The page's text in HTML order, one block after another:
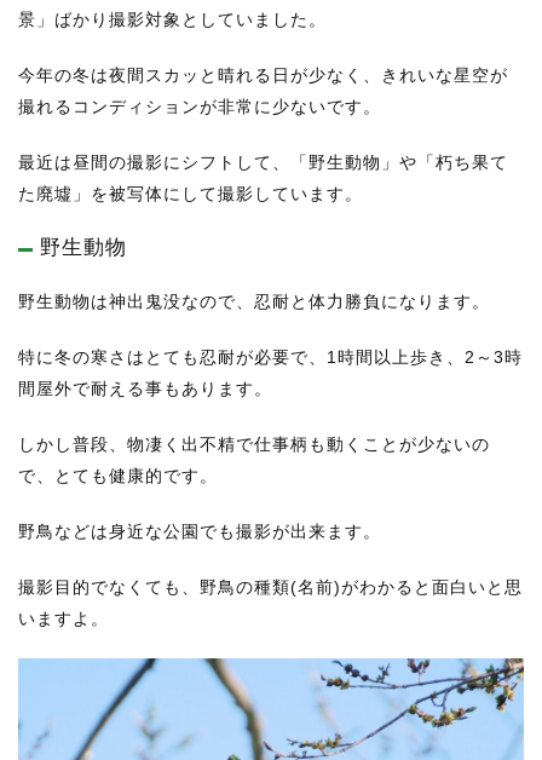
景」ばかり撮影対象としていました。
今年の冬は夜間スカッと晴れる日が少なく、きれいな星空が
撮れるコンディションが非常に少ないです。
最近は昼間の撮影にシフトして、「野生動物」や「朽ち果て
た廃墟」を被写体にして撮影しています。
野生動物
野生動物は神出鬼没なので、忍耐と体力勝負になります。
特に冬の寒さはとても忍耐が必要で、1時間以上歩き、2～3時
間屋外で耐える事もあります。
しかし普段、物凄く出不精で仕事柄も動くことが少ないの
で、とても健康的です。
野鳥などは身近な公園でも撮影が出来ます。
撮影目的でなくても、野鳥の種類(名前)がわかると面白いと思
いますよ。